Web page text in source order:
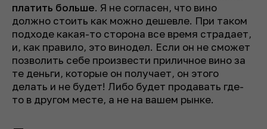
платить больше. Я не согласен, что вино
должно стоить как можно дешевле. При таком
подходе какая-то сторона все время страдает,
и, как правило, это винодел. Если он не сможет
позволить себе произвести приличное вино за
те деньги, которые он получает, он этого
делать и не будет! Либо будет продавать где-
то в другом месте, а не на вашем рынке.